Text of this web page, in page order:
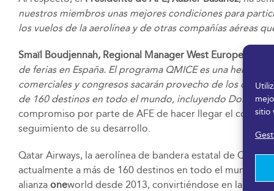
sitio
nuestros miembros unas mejores condiciones para
los vuelos de la aerolínea y de otras compañías aéreas
Smaïl Boudjennah, Regional Manager West Europe de
de ferias en España. El programa QMICE es una
comerciales y congresos sacarán provecho de los
de 160 destinos en todo el mundo, incluyendo Doha,
compromiso por parte de AFE de hacer llegar el
seguimiento de su desarrollo.
Qatar Airways, la aerolínea de bandera estatal de Qatar,
actualmente a más de 160 destinos en todo el mundo a
alianza oneworld desde 2013, convirtiéndose en la